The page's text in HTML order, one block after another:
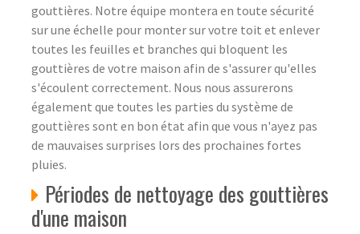
gouttières. Notre équipe montera en toute sécurité
sur une échelle pour monter sur votre toit et enlever
toutes les feuilles et branches qui bloquent les
gouttières de votre maison afin de s'assurer qu'elles
s'écoulent correctement. Nous nous assurerons
également que toutes les parties du système de
gouttières sont en bon état afin que vous n'ayez pas
de mauvaises surprises lors des prochaines fortes
pluies.
Périodes de nettoyage des gouttières
d'une maison